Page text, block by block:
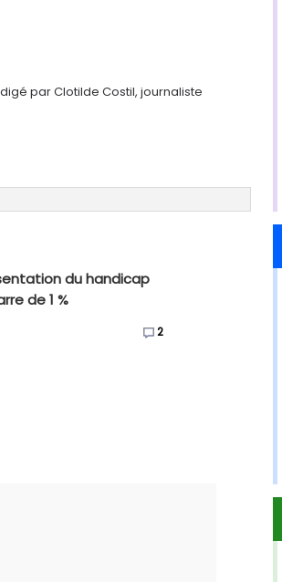
par Clotilde Costil, journaliste
du handicap
de 1 %
2